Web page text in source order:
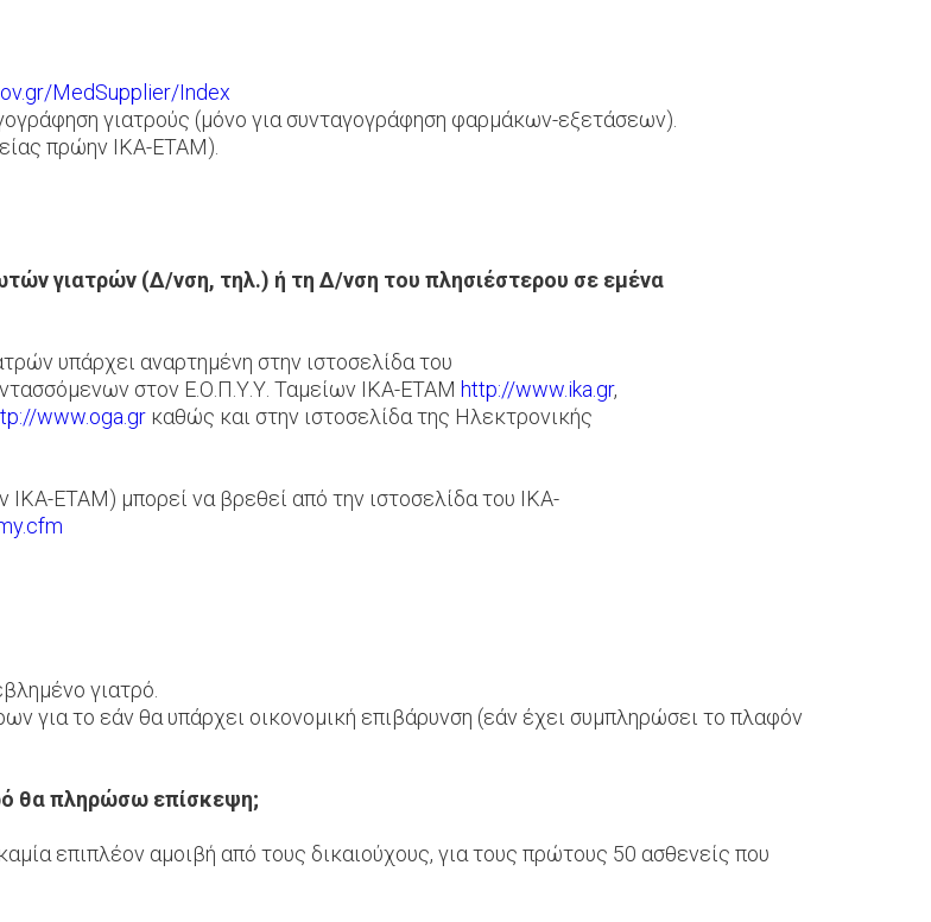
MedSupplier/Index
γιατρούς (μόνο για συνταγογράφηση φαρμάκων-εξετάσεων).
πρώην ΙΚΑ-ΕΤΑΜ).
γιατρών (Δ/νση, τηλ.) ή τη Δ/νση του πλησιέστερου σε εμένα
υπάρχει αναρτημένη στην ιστοσελίδα του
στον Ε.Ο.Π.Υ.Υ. Ταμείων ΙΚΑ-ΕΤΑΜ http://www.ika.gr,
www.oga.gr καθώς και στην ιστοσελίδα της Ηλεκτρονικής
ΕΤΑΜ) μπορεί να βρεθεί από την ιστοσελίδα του ΙΚΑ-
γιατρό.
για το εάν θα υπάρχει οικονομική επιβάρυνση (εάν έχει συμπληρώσει το πλαφόν
θα πληρώσω επίσκεψη;
επιπλέον αμοιβή από τους δικαιούχους, για τους πρώτους 50 ασθενείς που